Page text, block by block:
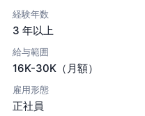
経験年数
3 年以上
給与範囲
16K-30K（月額）
雇用形態
正社員